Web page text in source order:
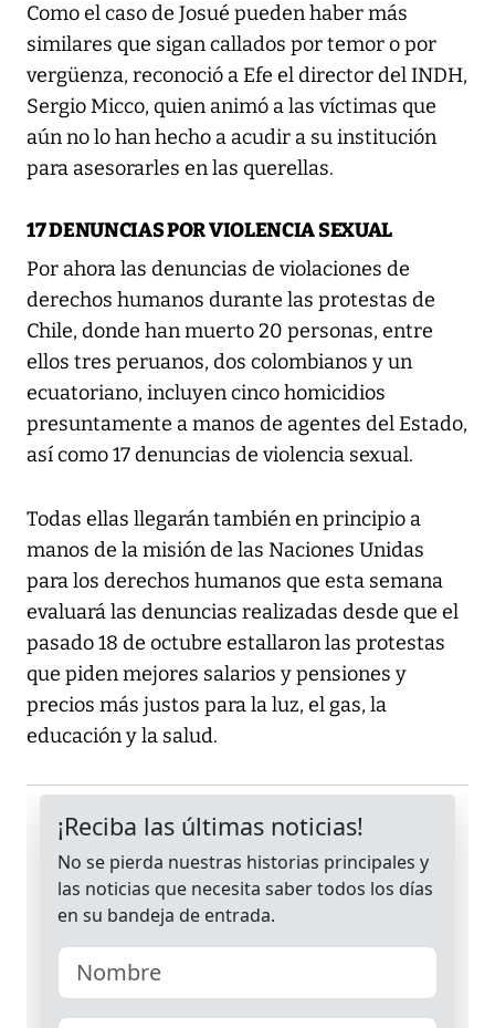
Como el caso de Josué pueden haber más
similares que sigan callados por temor o por
vergüenza, reconoció a Efe el director del INDH,
Sergio Micco, quien animó a las víctimas que
aún no lo han hecho a acudir a su institución
para asesorarles en las querellas.
17 DENUNCIAS POR VIOLENCIA SEXUAL
Por ahora las denuncias de violaciones de
derechos humanos durante las protestas de
Chile, donde han muerto 20 personas, entre
ellos tres peruanos, dos colombianos y un
ecuatoriano, incluyen cinco homicidios
presuntamente a manos de agentes del Estado,
así como 17 denuncias de violencia sexual.
Todas ellas llegarán también en principio a
manos de la misión de las Naciones Unidas
para los derechos humanos que esta semana
evaluará las denuncias realizadas desde que el
pasado 18 de octubre estallaron las protestas
que piden mejores salarios y pensiones y
precios más justos para la luz, el gas, la
educación y la salud.